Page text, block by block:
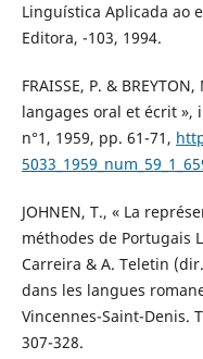
Linguística Aplicada ao
Editora, -103, 1994.
FRAISSE, P. &
langages oral et écrit »,
n°1, 1959, pp. 61-71,
JOHNEN, T., « La
méthodes de Portugais
Carreira & A. Teletin
dans les langues
Vincennes-Saint-Denis.
307-328.